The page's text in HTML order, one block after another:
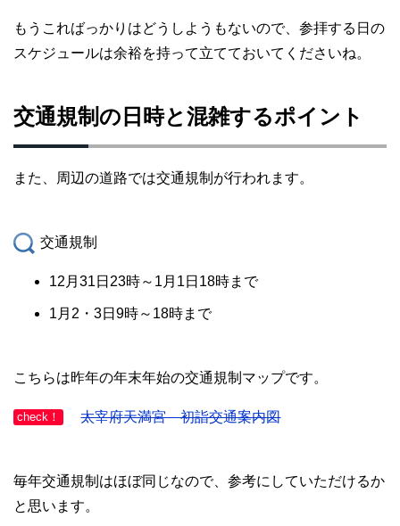
もうこればっかりはどうしようもないので、参拝する日の
スケジュールは余裕を持って立てておいてくださいね。
交通規制の日時と混雑するポイント
また、周辺の道路では交通規制が行われます。
交通規制
12月31日23時～1月1日18時まで
1月2・3日9時～18時まで
こちらは昨年の年末年始の交通規制マップです。
check！ 太宰府天満宮 初詣交通案内図
毎年交通規制はほぼ同じなので、参考にしていただけるか
と思います。